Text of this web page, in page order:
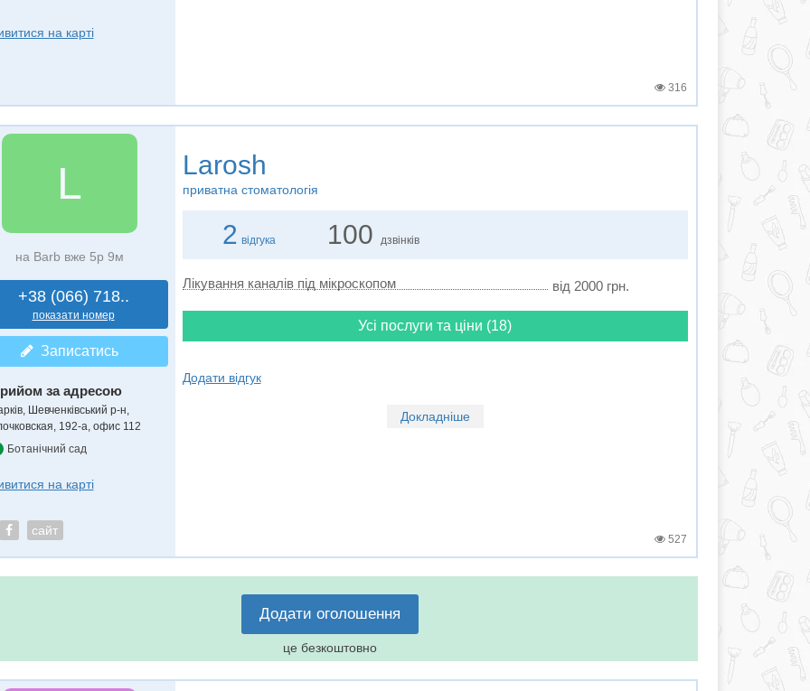
на карті
316
L
на Barb вже 5р 9м
+38 (066) 718..
показати номер
Записатись
за адресою
Шевченківський р-н,
192-а, офис 112
Ботанічний сад
на карті
сайт
Larosh
приватна стоматологія
2 відгука 100 дзвінків
Лікування каналів під мікроскопом від 2000 грн.
Усі послуги та ціни (18)
Додати відгук
Докладніше
527
Додати оголошення
це безкоштовно